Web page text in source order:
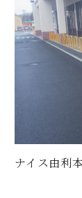
ナイス由利